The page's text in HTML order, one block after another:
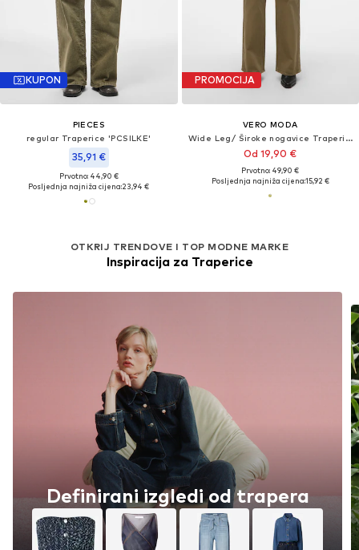
KUPON
PIECES
regular Traperice 'PCSILKE'
35,91 €
Prvotno: 44,90 €
Posljednja najniža cijena:23,94 €
OTKRIJ TRENDOVE I TOP MODNE MARKE
Inspiracija za Traperice
Definirani izgledi od trapera
PROMOCIJA
VERO MODA
Wide Leg/ Široke nogavice Traperice 'VMTESSA'
Od 19,90 €
Prvotno: 49,90 €
Posljednja najniža cijena:15,92 €